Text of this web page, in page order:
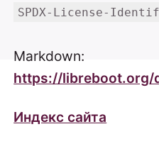
SPDX-License-
Markdown:
https://libreboot.org/
Индекс сайта